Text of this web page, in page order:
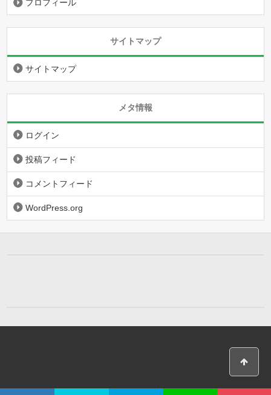
プロフィール
サイトマップ
サイトマップ
メタ情報
ログイン
投稿フィード
コメントフィード
WordPress.org